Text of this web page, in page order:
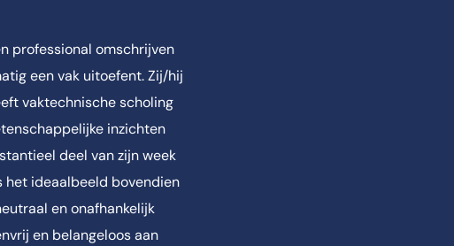
professional omschrijven
een vak uitoefent. Zij/hij
vaktechnische scholing
inzichten
deel van zijn week
het ideaalbeeld bovendien
en onafhankelijk
en belangeloos aan